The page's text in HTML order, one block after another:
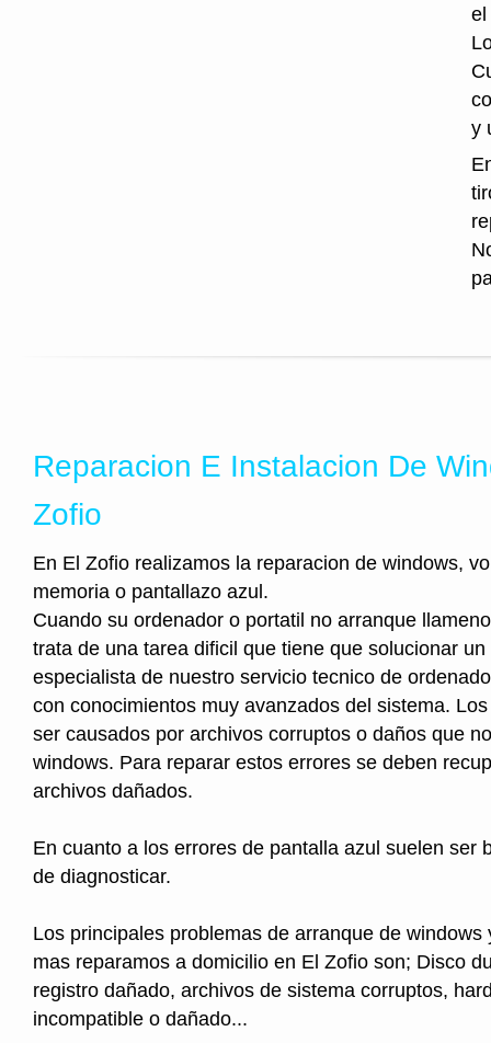
el
y
Reparacion E Instalacion De
Zofio
En El Zofio realizamos la reparacion de windows,
memoria o pantallazo azul.
Cuando su ordenador o portatil no arranque
trata de una tarea dificil que tiene que solucionar un
especialista de nuestro servicio tecnico de
con conocimientos muy avanzados del sistema.
ser causados por archivos corruptos o daños que
windows. Para reparar estos errores se deben
archivos dañados.
En cuanto a los errores de pantalla azul suelen ser
de diagnosticar.
Los principales problemas de arranque de windows
mas reparamos a domicilio en El Zofio son; Disco
registro dañado, archivos de sistema corruptos,
incompatible o dañado...